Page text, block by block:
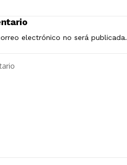
electrónico no será publicada.